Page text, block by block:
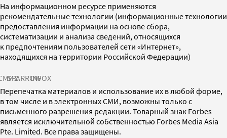
На информационном ресурсе применяются
рекомендательные технологии (информационные технологии
предоставления информации на основе сбора,
систематизации и анализа сведений, относящихся
к предпочтениям пользователей сети «Интернет»,
находящихся на территории Российской Федерации)
SPARROWINFOX
Перепечатка материалов и использование их в любой форме,
в том числе и в электронных СМИ, возможны только с
письменного разрешения редакции. Товарный знак Forbes
является исключительной собственностью Forbes Media Asia
Pte. Limited. Все права защищены.